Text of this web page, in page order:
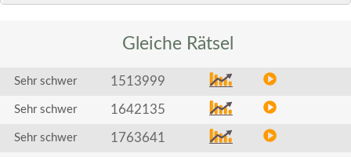
Gleiche Rätsel
Sehr schwer 1513999
Sehr schwer 1642135
Sehr schwer 1763641